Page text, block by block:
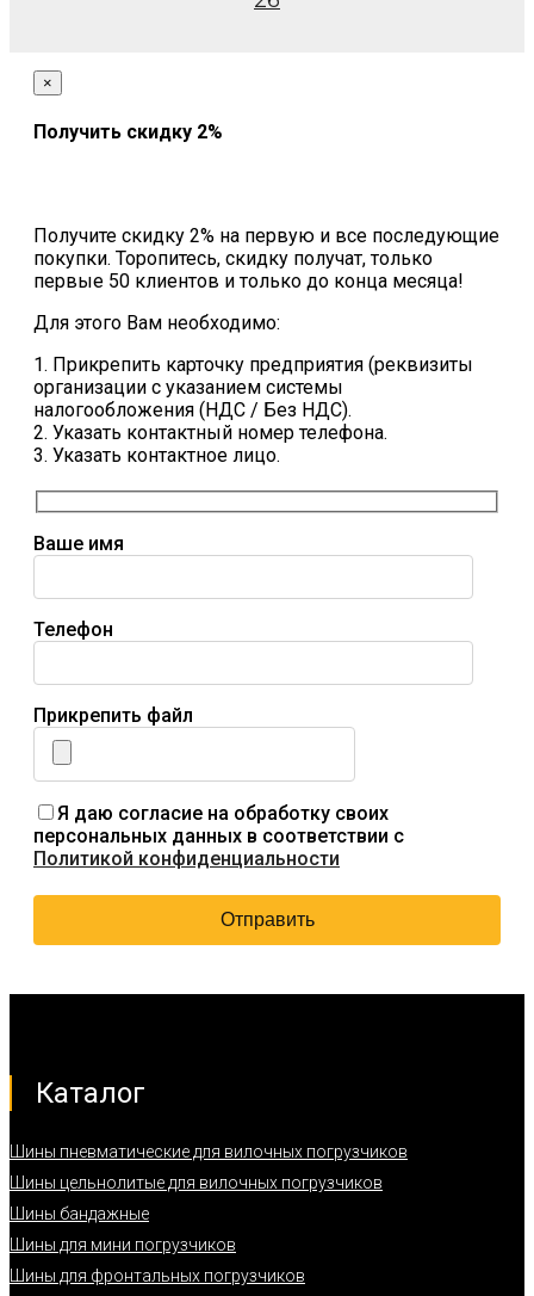
×
Получить скидку 2%
Получите скидку 2% на первую и все последующие
покупки. Торопитесь, скидку получат, только
первые 50 клиентов и только до конца месяца!
Для этого Вам необходимо:
1. Прикрепить карточку предприятия (реквизиты
организации с указанием системы
налогообложения (НДС / Без НДС).
2. Указать контактный номер телефона.
3. Указать контактное лицо.
Ваше имя
Телефон
Прикрепить файл
Я даю согласие на обработку своих
персональных данных в соответствии с
Политикой конфиденциальности
Каталог
Шины пневматические для вилочных погрузчиков
Шины цельнолитые для вилочных погрузчиков
Шины бандажные
Шины для мини погрузчиков
Шины для фронтальных погрузчиков